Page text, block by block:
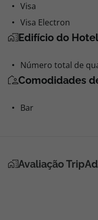
Visa
Visa Electron
Edifício do Hotel
Número total de
Comodidades
Bar
Avaliação